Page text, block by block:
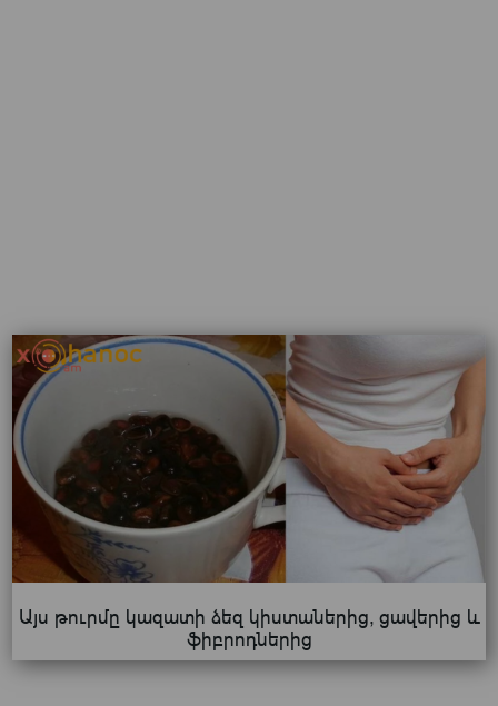
Այս թուրմը կազատի ձեզ կիստաներից, ցավերից և
ֆիբրոդներից